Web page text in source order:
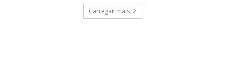
Carregar mais